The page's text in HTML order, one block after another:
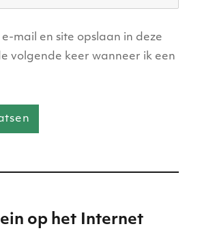
mail en site opslaan in deze
volgende keer wanneer ik een
op het Internet